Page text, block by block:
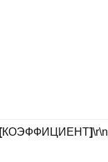
[КОЭФФИЦИЕНТ]\r\n